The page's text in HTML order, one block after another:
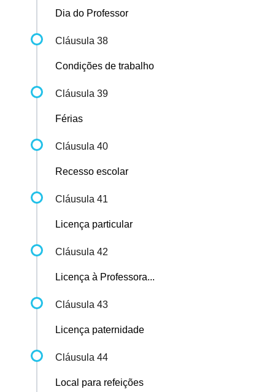
Dia do Professor
Cláusula 38
Condições de trabalho
Cláusula 39
Férias
Cláusula 40
Recesso escolar
Cláusula 41
Licença particular
Cláusula 42
Licença à Professora...
Cláusula 43
Licença paternidade
Cláusula 44
Local para refeições